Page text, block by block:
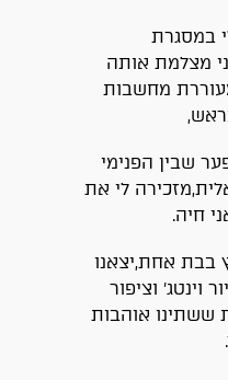
במסגרת
מצלמת אותה
מחשבות
שבין הפנימי
לי את
חיה.
בבת אחת,יצאנו
וינטג׳ וציפור
ששתינו אוהבות